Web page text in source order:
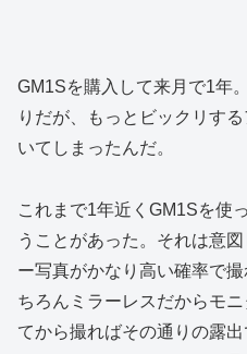
GM1Sを購入して来月で1年
りだが、もっとビックリす
いてしまったんだ。
これまで1年近くGM1Sを使
うことがあった。それは意
ー写真がかなり高い確率で
ちろんミラーレスだからモ
てから撮ればその通りの露